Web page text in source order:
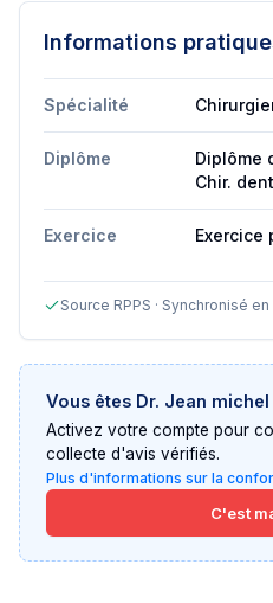
Informations
Spécialité
Diplôme
Diplôme
Chir.
Exercice Exercice
Source RPPS · Synchronisé
Vous êtes Dr. Jean michel
Activez votre compte pour
collecte d'avis vérifiés.
Plus d'informations sur la
C'est